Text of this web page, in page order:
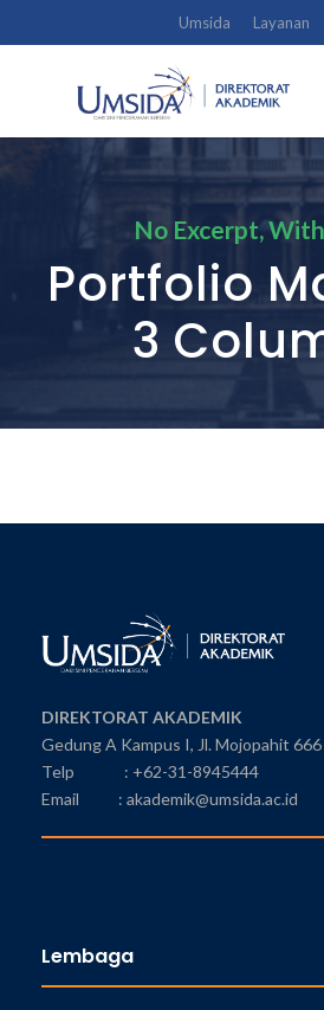
Umsida Layanan
No Excerpt,
Portfolio
3
DIREKTORAT AKADEMIK
Gedung A Kampus I, Jl. Mojopahit 666
Telp : +62-31-8945444
Email : akademik@umsida.ac.id
Lembaga